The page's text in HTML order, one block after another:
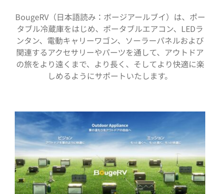
BougeRV（日本語読み：ボージアールブイ）は、ポー
タブル冷蔵庫をはじめ、ポータブルエアコン、LEDラ
ンタン、電動キャリーワゴン、ソーラーパネルおよび
関連するアクセサリーやパーツを通して、アウトドア
の旅をより遠くまで、より長く、そしてより快適に楽
しめるようにサポートいたします。